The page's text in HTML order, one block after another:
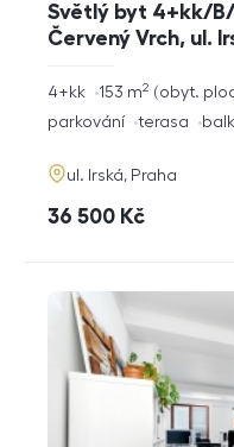
Světlý byt 4+kk/
Červený Vrch, ul.
rozměry
4+kk obyt.
153 m2
funkce
parkování terasa
adresa
ul. Irská, Praha
cena
36 500 Kč